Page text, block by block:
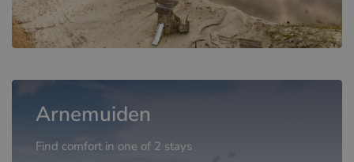
Arnemuiden
Find comfort in one of 2 stays